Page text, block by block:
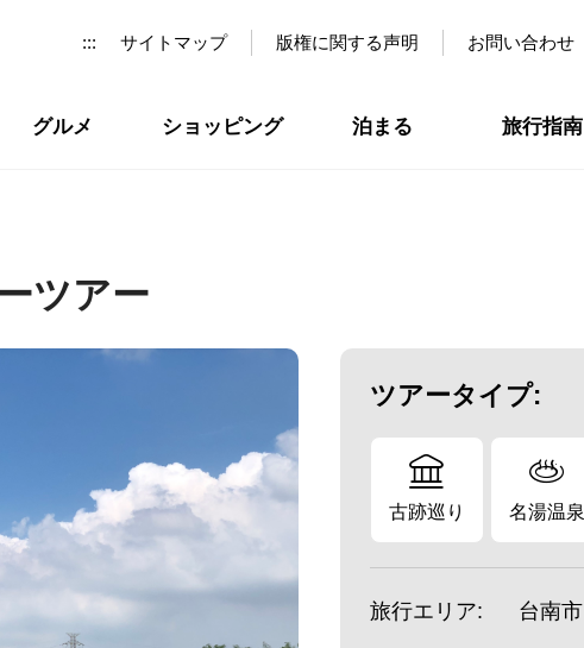
::: サイトマップ 版権に関する声明 お問い合わせ
グルメ ショッピング 泊まる 旅行指南
ツアー
ツアータイプ:
古跡巡り 名湯温泉
旅行エリア: 台南市